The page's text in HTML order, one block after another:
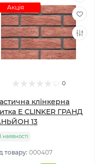
Акція
0
клінкерна
E СLINKER ГРАНД
13
наявності
товару: 000407